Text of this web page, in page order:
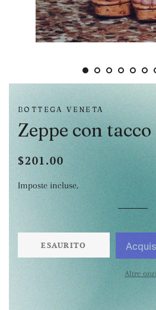
BOTTEGA VENETA
Zeppe con
Prezzo
listino
Prezzo
$201.00
Imposte incluse.
ESAURITO
Altre